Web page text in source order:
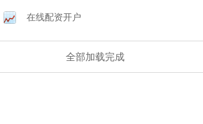
在线配资开户
全部加载完成